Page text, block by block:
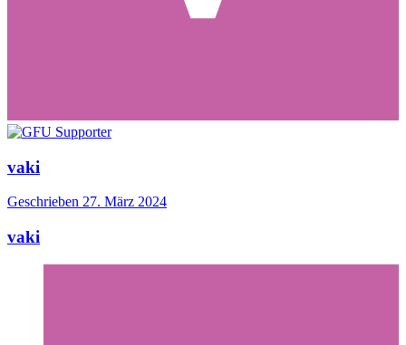
vaki
Geschrieben 27. März 2024
vaki